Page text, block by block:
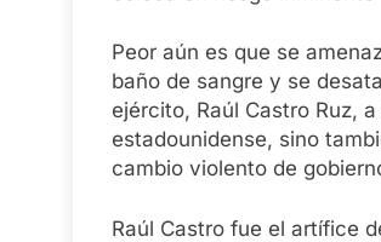
Peor aún es que se
baño de sangre y se
ejército, Raúl Castro Ruz,
estadounidense, sino
cambio violento de
Raúl Castro fue el artífice